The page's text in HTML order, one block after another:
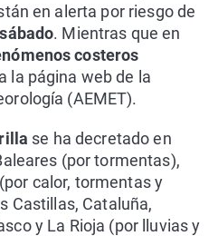
en alerta por riesgo de
. Mientras que en
costeros
la página web de la
(AEMET).
se ha decretado en
(por tormentas),
calor, tormentas y
Castillas, Cataluña,
y La Rioja (por lluvias y